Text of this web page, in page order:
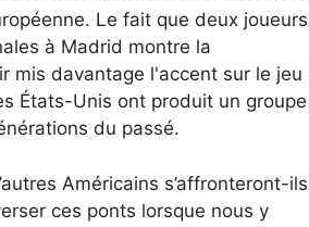
Le fait que deux joueurs
à Madrid montre la
mis davantage l'accent sur le jeu
États-Unis ont produit un groupe
du passé.
Américains s’affronteront-ils
ces ponts lorsque nous y